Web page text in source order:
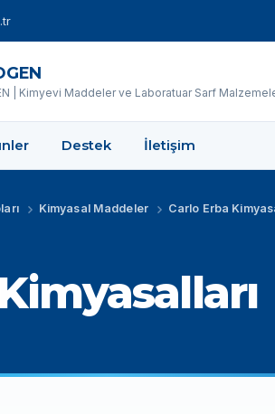
| Kimyevi Maddeler ve Laboratuar Sarf
Destek İletişim
Kimyasal Maddeler Carlo Erba